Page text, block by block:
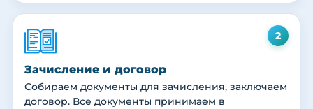
2
Зачисление и договор
Собираем документы для зачисления, заключаем
договор. Все документы принимаем в